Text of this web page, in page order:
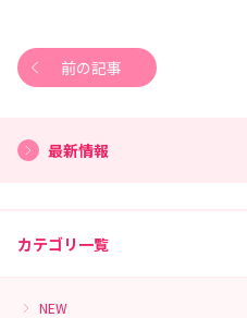
前の記事
最新情報
カテゴリ一覧
NEW